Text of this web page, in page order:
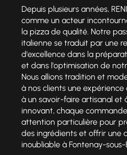
Depuis plusieurs années,
comme un acteur
la pizza de qualité. Notre
italienne se traduit par une
d'excellence dans la
et dans l'optimisation de
Nous allions tradition et
à nos clients une expérience
à un savoir-faire artisanal et
innovant, chaque
attention particulière pour
des ingrédients et offrir une
inoubliable à Fontenay-sous-